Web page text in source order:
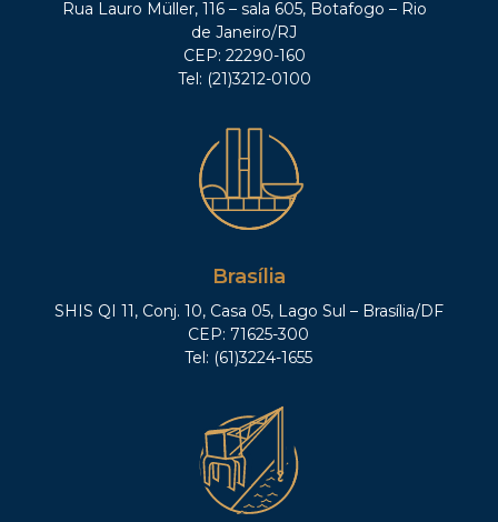
Rua Lauro Müller, 116 – sala 605, Botafogo – Rio
de Janeiro/RJ
CEP: 22290-160
Tel: (21)3212-0100
Brasília
SHIS QI 11, Conj. 10, Casa 05, Lago Sul – Brasília/DF
CEP: 71625-300
Tel: (61)3224-1655